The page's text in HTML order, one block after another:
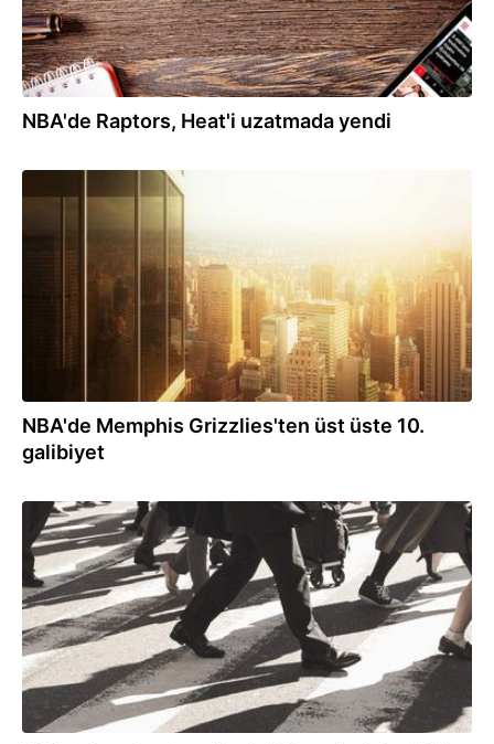
NBA'de Raptors, Heat'i uzatmada yendi
12.01.2022
NBA'de Memphis Grizzlies'ten üst üste 10.
galibiyet
16.12.2021